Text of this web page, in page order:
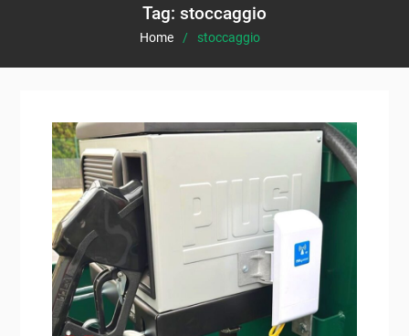
Tag: stoccaggio
Home stoccaggio